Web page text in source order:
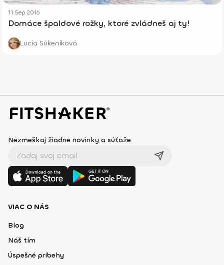
11 Sep 2016
Domáce špaldové rožky, ktoré zvládneš aj ty!
Lucia Súkeníková
Nezmeškaj žiadne novinky a súťaže
VIAC O NÁS
Blog
Náš tím
Úspešné príbehy